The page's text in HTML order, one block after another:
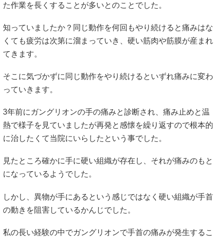
た作業を長くすることが多いとのことでした。
知っていましたか？同じ動作を何回もやり続けると痛みはな
くても疲労は次第に溜まっていき、硬い筋肉や筋膜が産まれ
てきます。
そこに気づかずに同じ動作をやり続けるといずれ痛みに変わ
っていきます。
3年前にガングリオンの手の痛みと診断され、痛み止めと温
熱で様子を見ていましたが再発と感懐を繰り返すので根本的
に治したくて当院にいらしたという事でした。
見たところ確かに手に硬い組織が存在し、それが痛みのもと
になっているようでした。
しかし、異物が手にあるという感じではなく硬い組織が手首
の動きを阻害しているかんじでした。
私の長い経験の中でガングリオンで手首の痛みが発生するこ